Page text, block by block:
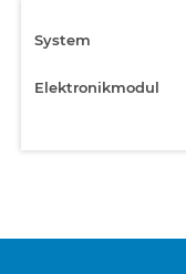
System
Elektronikmodul